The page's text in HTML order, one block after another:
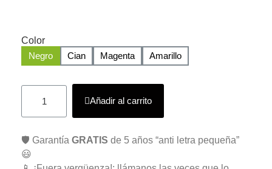
Color
Negro
Cian Magenta Amarillo
Añadir al carrito
🛡️ Garantía GRATIS de 5 años “anti letra pequeña”
😃